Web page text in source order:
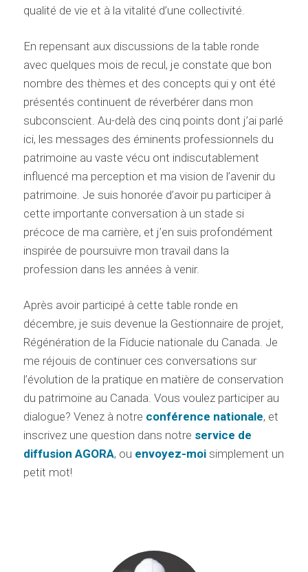
qualité de vie et à la vitalité d’une collectivité.
En repensant aux discussions de la table ronde
avec quelques mois de recul, je constate que bon
nombre des thèmes et des concepts qui y ont été
présentés continuent de réverbérer dans mon
subconscient. Au-delà des cinq points dont j’ai parlé
ici, les messages des éminents professionnels du
patrimoine au vaste vécu ont indiscutablement
influencé ma perception et ma vision de l’avenir du
patrimoine. Je suis honorée d’avoir pu participer à
cette importante conversation à un stade si
précoce de ma carrière, et j’en suis profondément
inspirée de poursuivre mon travail dans la
profession dans les années à venir.
Après avoir participé à cette table ronde en
décembre, je suis devenue la Gestionnaire de projet,
Régénération de la Fiducie nationale du Canada. Je
me réjouis de continuer ces conversations sur
l’évolution de la pratique en matière de conservation
du patrimoine au Canada. Vous voulez participer au
dialogue? Venez à notre conférence nationale, et
inscrivez une question dans notre service de
diffusion AGORA, ou envoyez-moisimplement un
petit mot!